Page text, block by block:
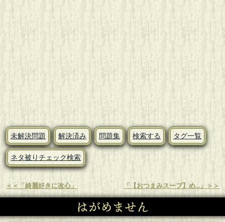
未解決問題 解決済み 問題集 検索する タグ一覧
ネタ被りチェック検索
＜＜「綺麗好きに改心」 「【おつまみスープ】め...」＞＞
はがめません